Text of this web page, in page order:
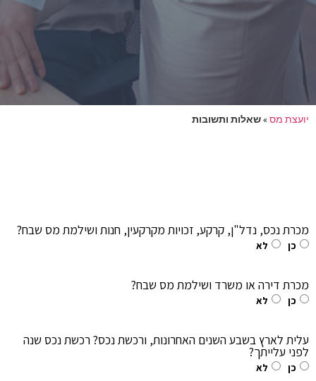
יועצת מס»שאלות ותשובות
מכרת נכס, נדל"ן, קרקע, זכויות מקרקעין, חנות ושילמת מס שבח?
כן לא
מכרת דירה או משרד ושילמת מס שבח?
כן לא
עלית לארץ בשבע השנים האחרונות, ורכשת נכס? רכשת נכס שנה
לפני עלייתך?
כן לא